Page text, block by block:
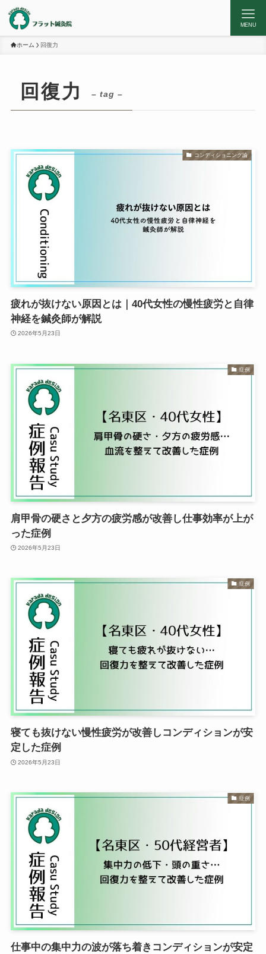
MENU
ホーム 回復力
回復力 – tag –
コンディショニング論
疲れが抜けない原因とは｜40代女性の慢性疲労と自律
神経を鍼灸師が解説
2026年5月23日
症例
肩甲骨の硬さと夕方の疲労感が改善し仕事効率が上が
った症例
2026年5月23日
症例
寝ても抜けない慢性疲労が改善しコンディションが安
定した症例
2026年5月23日
症例
仕事中の集中力の波が落ち着きコンディションが安定